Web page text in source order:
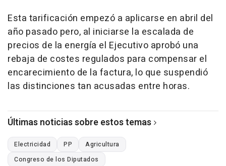
Esta tarificación empezó a aplicarse en abril del
año pasado pero, al iniciarse la escalada de
precios de la energía el Ejecutivo aprobó una
rebaja de costes regulados para compensar el
encarecimiento de la factura, lo que suspendió
las distinciones tan acusadas entre horas.
Últimas noticias sobre estos temas
Electricidad PP
Agricultura
Congreso de los Diputados